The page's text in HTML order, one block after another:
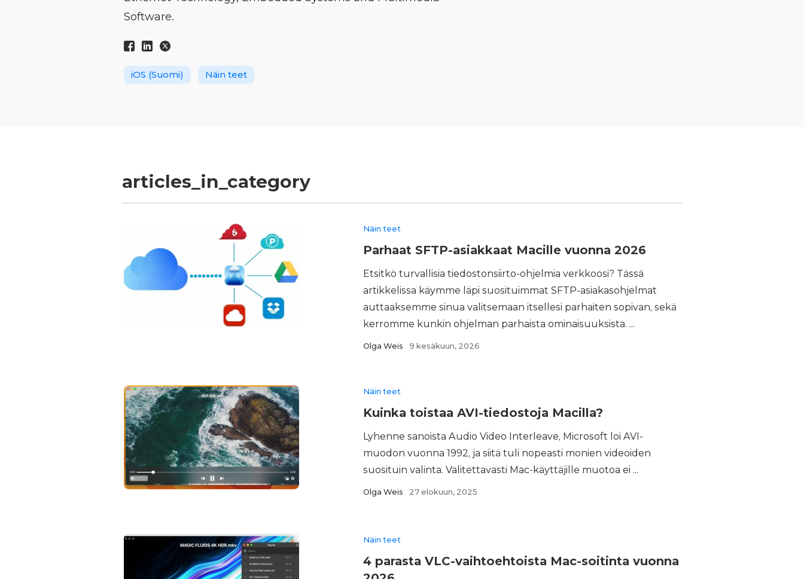
Software.
iOS (Suomi) Näin teet
articles_in_category
Näin teet
Parhaat SFTP-asiakkaat Macille vuonna 2026
Etsitkö turvallisia tiedostonsiirto-ohjelmia verkkoosi? Tässä
artikkelissa käymme läpi suosituimmat SFTP-asiakasohjelmat
auttaaksemme sinua valitsemaan itsellesi parhaiten sopivan, sekä
kerromme kunkin ohjelman parhaista ominaisuuksista. ...
Olga Weis 9 kesäkuun, 2026
Näin teet
Kuinka toistaa AVI-tiedostoja Macilla?
Lyhenne sanoista Audio Video Interleave, Microsoft loi AVI-
muodon vuonna 1992, ja siitä tuli nopeasti monien videoiden
suosituin valinta. Valitettavasti Mac-käyttäjille muotoa ei ...
Olga Weis 27 elokuun, 2025
Näin teet
4 parasta VLC-vaihtoehtoista Mac-soitinta vuonna